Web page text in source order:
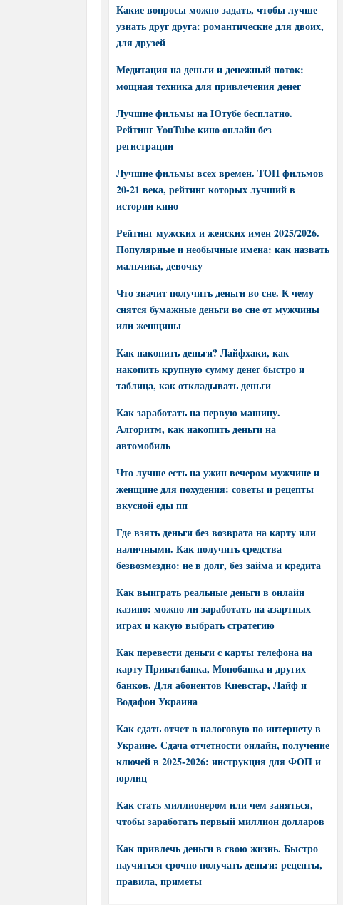
Какие вопросы можно задать, чтобы лучше
узнать друг друга: романтические для двоих,
для друзей
Медитация на деньги и денежный поток:
мощная техника для привлечения денег
Лучшие фильмы на Ютубе бесплатно.
Рейтинг YouTube кино онлайн без
регистрации
Лучшие фильмы всех времен. ТОП фильмов
20-21 века, рейтинг которых лучший в
истории кино
Рейтинг мужских и женских имен 2025/2026.
Популярные и необычные имена: как назвать
мальчика, девочку
Что значит получить деньги во сне. К чему
снятся бумажные деньги во сне от мужчины
или женщины
Как накопить деньги? Лайфхаки, как
накопить крупную сумму денег быстро и
таблица, как откладывать деньги
Как заработать на первую машину.
Алгоритм, как накопить деньги на
автомобиль
Что лучше есть на ужин вечером мужчине и
женщине для похудения: советы и рецепты
вкусной еды пп
Где взять деньги без возврата на карту или
наличными. Как получить средства
безвозмездно: не в долг, без займа и кредита
Как выиграть реальные деньги в онлайн
казино: можно ли заработать на азартных
играх и какую выбрать стратегию
Как перевести деньги с карты телефона на
карту Приватбанка, Монобанка и других
банков. Для абонентов Киевстар, Лайф и
Водафон Украина
Как сдать отчет в налоговую по интернету в
Украине. Сдача отчетности онлайн, получение
ключей в 2025-2026: инструкция для ФОП и
юрлиц
Как стать миллионером или чем заняться,
чтобы заработать первый миллион долларов
Как привлечь деньги в свою жизнь. Быстро
научиться срочно получать деньги: рецепты,
правила, приметы